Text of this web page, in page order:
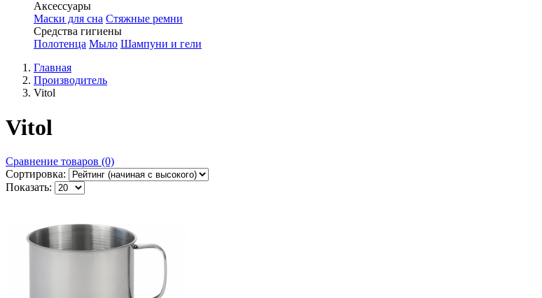
Аксессуары
Маски для сна Стяжные ремни
Средства гигиены
Полотенца Мыло Шампуни и гели
Главная
Производитель
Vitol
Vitol
Сравнение товаров (0)
Сортировка:
Показать: